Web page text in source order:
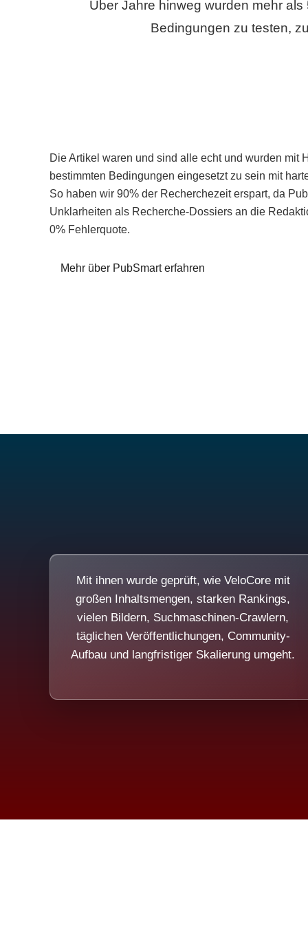
Über Jahre hinweg wurden mehr
Bedingungen zu testen,
Die Artikel waren und sind alle echt und wurden mit
bestimmten Bedingungen eingesetzt zu sein mit
So haben wir 90% der Recherchezeit erspart, da
Unklarheiten als Recherche-Dossiers an die
0% Fehlerquote.
Mehr über PubSmart erfahren
Mit ihnen wurde geprüft, wie VeloCore mit
großen Inhaltsmengen, starken Rankings,
vielen Bildern, Suchmaschinen-Crawlern,
täglichen Veröffentlichungen, Community-
Aufbau und langfristiger Skalierung umgeht.